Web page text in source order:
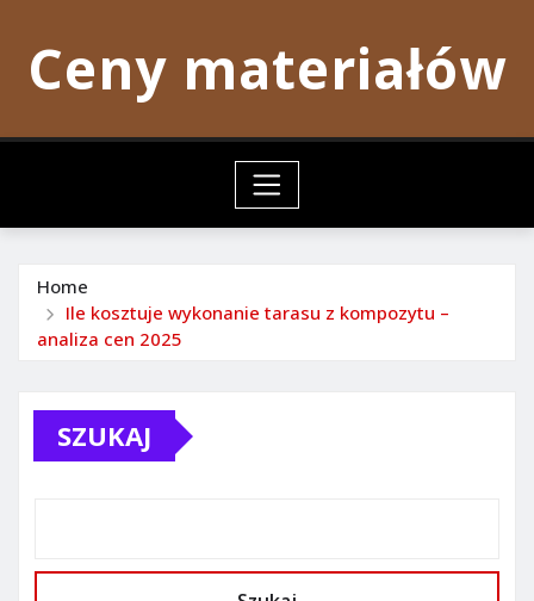
contentCeny materiałów
Home
Ile kosztuje wykonanie tarasu z kompozytu –
analiza cen 2025
SZUKAJ